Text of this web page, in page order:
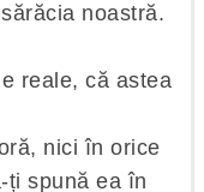
noastră.
reale, că astea
nici în orice
ți spună ea în